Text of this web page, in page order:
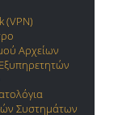
(VPN)
Αρχείων
Συστημάτων